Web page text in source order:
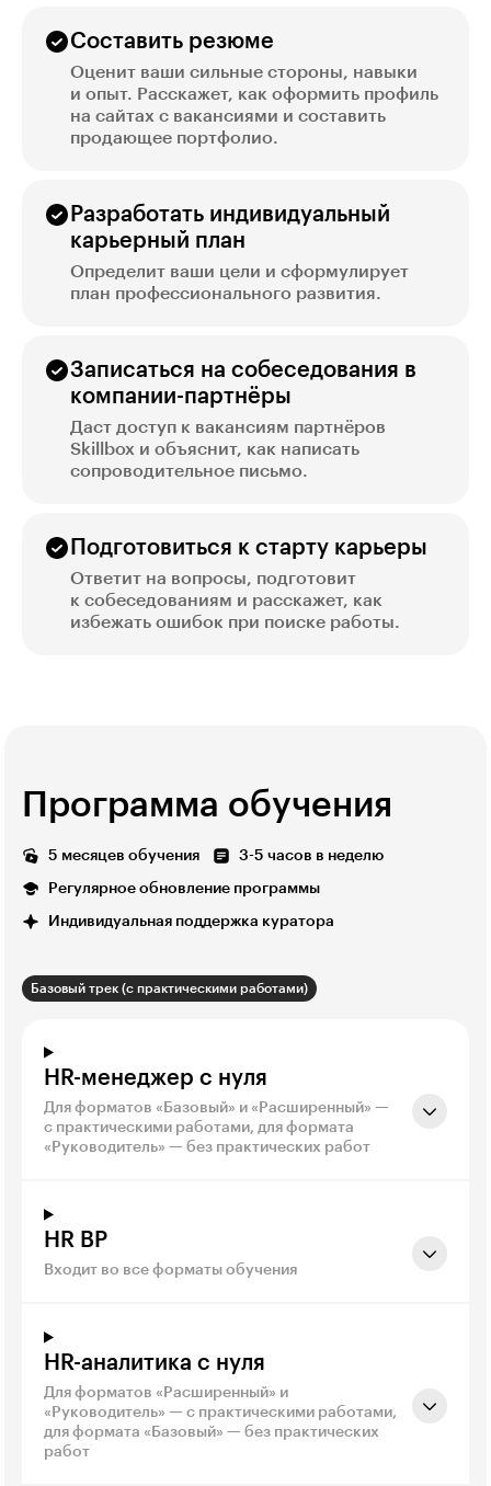
Составить резюме
Оценит ваши сильные стороны, навыки
и опыт. Расскажет, как оформить профиль
на сайтах с вакансиями и составить
продающее портфолио.
Разработать индивидуальный
карьерный план
Определит ваши цели и сформулирует
план профессионального развития.
Записаться на собеседования в
компании-партнёры
Даст доступ к вакансиям партнёров
Skillbox и объяснит, как написать
сопроводительное письмо.
Подготовиться к старту карьеры
Ответит на вопросы, подготовит
к собеседованиям и расскажет, как
избежать ошибок при поиске работы.
Программа обучения
5 месяцев обучения 3-5 часов в неделю
Регулярное обновление программы
Индивидуальная поддержка куратора
Базовый трек (с практическими работами)
HR-менеджер с нуля
Для форматов «Базовый» и «Расширенный» —
с практическими работами, для формата
«Руководитель» — без практических работ
HR BP
Входит во все форматы обучения
HR-аналитика с нуля
Для форматов «Расширенный» и
«Руководитель» — с практическими работами,
для формата «Базовый» — без практических
работ